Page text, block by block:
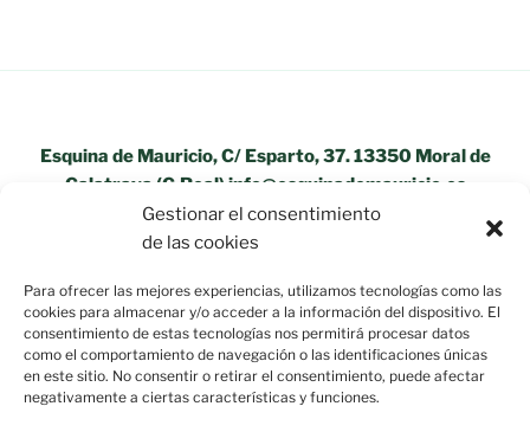
Gestionar el consentimiento
de las cookies
Para ofrecer las mejores experiencias, utilizamos tecnologías como las
cookies para almacenar y/o acceder a la información del dispositivo. El
consentimiento de estas tecnologías nos permitirá procesar datos
como el comportamiento de navegación o las identificaciones únicas
en este sitio. No consentir o retirar el consentimiento, puede afectar
negativamente a ciertas características y funciones.
Esquina de Mauricio, C/ Esparto, 37. 13350 Moral de
Calatrava (C.Real) info@esquinademauricio.es
«Aviso Legal»